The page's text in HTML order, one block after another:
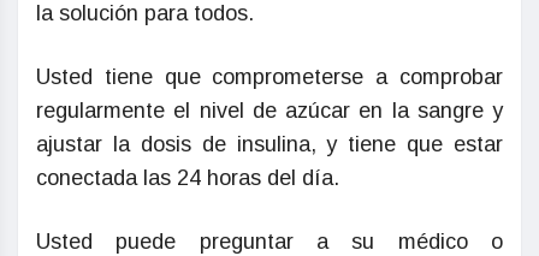
la solución para todos.
Usted tiene que comprometerse a comprobar
regularmente el nivel de azúcar en la sangre y
ajustar la dosis de insulina, y tiene que estar
conectada las 24 horas del día.
Usted puede preguntar a su médico o